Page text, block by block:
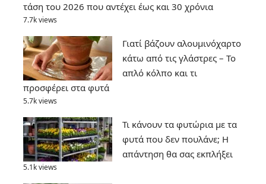
τάση του 2026 που αντέχει έως και 30 χρόνια
7.7k views
Γιατί βάζουν αλουμινόχαρτο
κάτω από τις γλάστρες – Το
απλό κόλπο και τι
προσφέρει στα φυτά
5.7k views
Τι κάνουν τα φυτώρια με τα
φυτά που δεν πουλάνε; Η
απάντηση θα σας εκπλήξει
5.1k views